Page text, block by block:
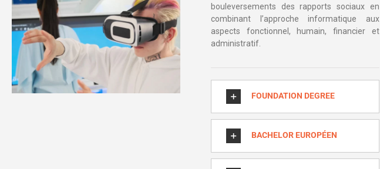
bouleversements des rapports sociaux en
combinant l’approche informatique aux
aspects fonctionnel, humain, financier et
administratif.
FOUNDATION DEGREE
BACHELOR EUROPÉEN